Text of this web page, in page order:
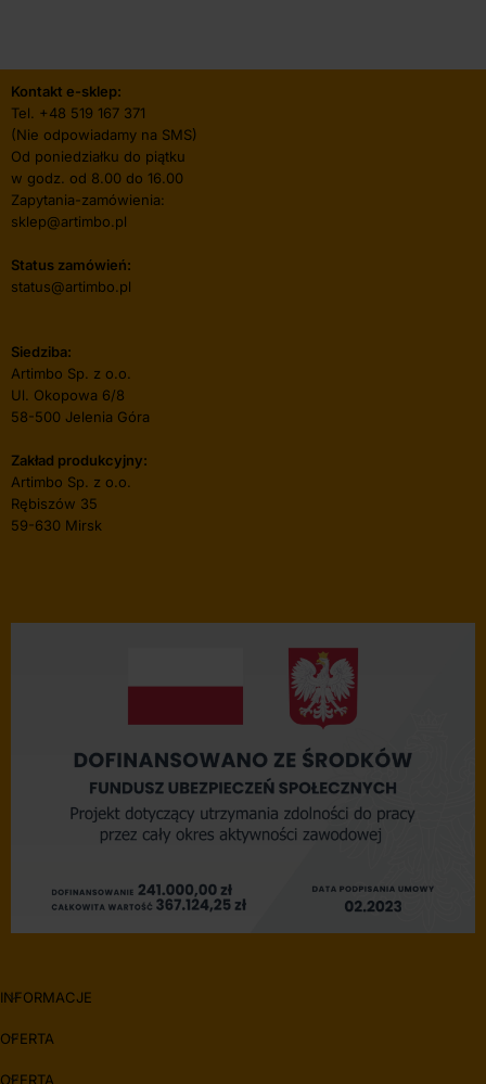
Kontakt e-sklep:
Tel. +48 519 167 371
(Nie odpowiadamy na SMS)
Od poniedziałku do piątku
w godz. od 8.00 do 16.00
Zapytania-zamówienia:
sklep@artimbo.pl
Status zamówień:
status@artimbo.pl
Siedziba:
Artimbo Sp. z o.o.
Ul. Okopowa 6/8
58-500 Jelenia Góra
Zakład produkcyjny:
Artimbo Sp. z o.o.
Rębiszów 35
59-630 Mirsk
INFORMACJE
OFERTA
OFERTA